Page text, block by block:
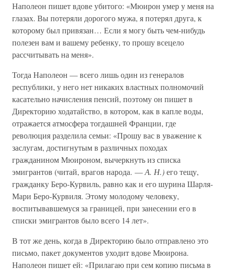
Наполеон пишет вдове убитого: «Мюирон умер у меня на
глазах. Вы потеряли дорогого мужа, я потерял друга, к
которому был привязан… Если я могу быть чем-нибудь
полезен вам и вашему ребенку, то прошу всецело
рассчитывать на меня».
Тогда Наполеон — всего лишь один из генералов
республики, у него нет никаких властных полномочий
касательно начисления пенсий, поэтому он пишет в
Директорию ходатайство, в котором, как в капле воды,
отражается атмосфера тогдашней Франции, где
революция разделила семьи: «Прошу вас в уважение к
заслугам, достигнутым в различных походах
гражданином Мюироном, вычеркнуть из списка
эмигрантов (читай, врагов народа. —А. Н.)его тещу,
гражданку Беро-Курвиль, равно как и его шурина Шарля-
Мари Беро-Курвиля. Этому молодому человеку,
воспитывавшемуся за границей, при занесении его в
списки эмигрантов было всего 14 лет».
В тот же день, когда в Директорию было отправлено это
письмо, пакет документов уходит вдове Мюирона.
Наполеон пишет ей: «Прилагаю при сем копию письма в